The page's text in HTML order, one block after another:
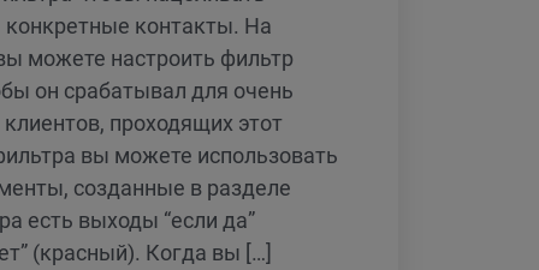
конкретные контакты. На
можете настроить фильтр
он срабатывал для очень
проходящих этот
вы можете использовать
созданные в разделе
есть выходы “если да”
(красный). Когда вы […]